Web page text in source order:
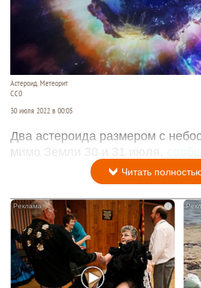
Астероид. Метеорит
СС0
30 июля 2022 в 00:05
Два астероида размером с
мимо Земли 30 и 31 июля,
Читать